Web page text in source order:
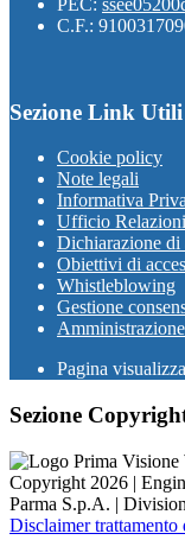
PEC:
C.F.:
Sezione Link Utili
Cookie policy
Note legali
Informativa
Ufficio
Dichiarazione di
Obiettivi di
Whistleblowing
Gestione
Pagina
Sezione
Copyright 2026 |
Parma S.p.A. |
Disclaimer trattamento